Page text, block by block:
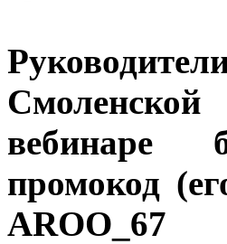
вебинаре
промокод
AROO_67